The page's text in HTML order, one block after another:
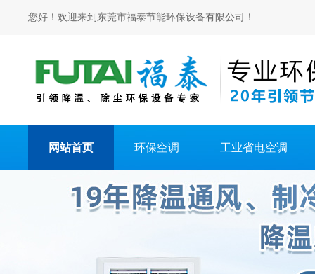
您好！欢迎来到东莞市福泰节能环保设备有限公司！
网站首页 环保空调 工业省电空调